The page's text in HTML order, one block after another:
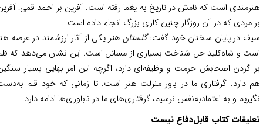
است که نامش در تاریخ به یغما رفته است. آفرین بر احمد قمی! آفرین
مردی که در آن روزگار چنین کاری بزرگ انجام داده است.
در پایان سخنان خود گفت:گلستان هنریکی از آثار ارزشمند در عرصه هنر
و شاه‌کلید حل شناخت بسیاری از مسائل است. این نشان می‌دهد که قلم
گردن اصحابش حرمت و وظیفه‌ای دارد، اگرچه این امر بهایی بسیار سنگین
دارد. گرفتاری ما در باور منزلت هنر است. تا زمانی که خود قلم به‌دست
و به اعتمادبه‌نفس نرسیم، گرفتاری‌های ما در ناباوری‌ها ادامه دارد.
کتاب قابل‌دفاع نیست